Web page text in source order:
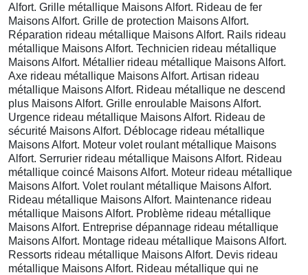
Alfort. Grille métallique Maisons Alfort. Rideau de fer
Maisons Alfort. Grille de protection Maisons Alfort.
Réparation rideau métallique Maisons Alfort. Rails rideau
métallique Maisons Alfort. Technicien rideau métallique
Maisons Alfort. Métallier rideau métallique Maisons Alfort.
Axe rideau métallique Maisons Alfort. Artisan rideau
métallique Maisons Alfort. Rideau métallique ne descend
plus Maisons Alfort. Grille enroulable Maisons Alfort.
Urgence rideau métallique Maisons Alfort. Rideau de
sécurité Maisons Alfort. Déblocage rideau métallique
Maisons Alfort. Moteur volet roulant métallique Maisons
Alfort. Serrurier rideau métallique Maisons Alfort. Rideau
métallique coincé Maisons Alfort. Moteur rideau métallique
Maisons Alfort. Volet roulant métallique Maisons Alfort.
Rideau métallique Maisons Alfort. Maintenance rideau
métallique Maisons Alfort. Problème rideau métallique
Maisons Alfort. Entreprise dépannage rideau métallique
Maisons Alfort. Montage rideau métallique Maisons Alfort.
Ressorts rideau métallique Maisons Alfort. Devis rideau
métallique Maisons Alfort. Rideau métallique qui ne